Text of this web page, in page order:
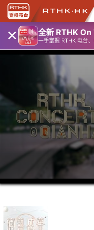
× 全新 RTHK
一手掌握 RTHK 电台
0
seconds
hour,
26
minutes,